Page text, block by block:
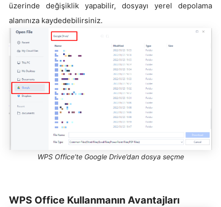
üzerinde değişiklik yapabilir, dosyayı yerel depolama
alanınıza kaydedebilirsiniz.
WPS Office’te Google Drive’dan dosya seçme
WPS Office Kullanmanın Avantajları